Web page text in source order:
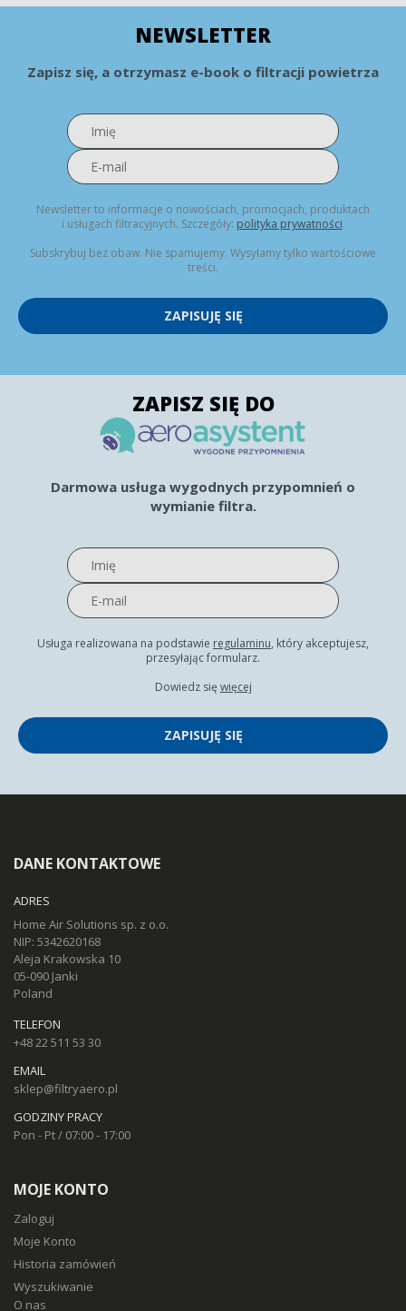
NEWSLETTER
Zapisz się, a otrzymasz e-book o filtracji powietrza
Newsletter to informacje o nowościach, promocjach, produktach
i usługach filtracyjnych. Szczegóły: polityka prywatności.
Subskrybuj bez obaw. Nie spamujemy. Wysyłamy tylko wartościowe
treści.
ZAPISUJĘ SIĘ
ZAPISZ SIĘ DO
Darmowa usługa wygodnych przypomnień o
wymianie filtra.
Usługa realizowana na podstawie regulaminu, który akceptujesz,
przesyłając formularz.
Dowiedz się więcej
ZAPISUJĘ SIĘ
DANE KONTAKTOWE
ADRES
Home Air Solutions sp. z o.o.
NIP: 5342620168
Aleja Krakowska 10
05-090 Janki
Poland
TELEFON
+48 22 511 53 30
EMAIL
sklep@filtryaero.pl
GODZINY PRACY
Pon - Pt / 07:00 - 17:00
MOJE KONTO
Zaloguj
Moje Konto
Historia zamówień
Wyszukiwanie
O nas